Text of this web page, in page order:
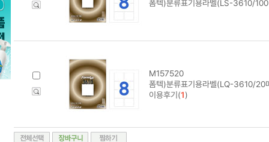
폼텍)분류표기용라벨(LS-3610/
M157520
폼텍)분류표기용라벨(LQ-3610/20
이용후기(1)